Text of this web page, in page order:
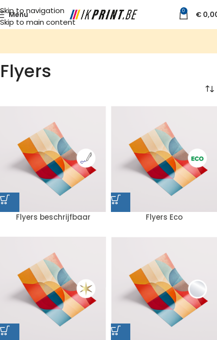
Skip to navigation
Skip to main content
Menu 0 €
Flyers
Flyers beschrijfbaar Flyers Eco